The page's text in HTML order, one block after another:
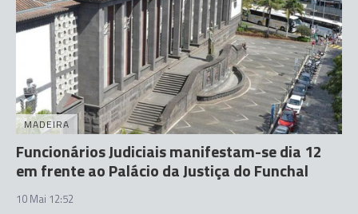
MADEIRA
Funcionários Judiciais manifestam-se dia 12
em frente ao Palácio da Justiça do Funchal
10 Mai 12:52